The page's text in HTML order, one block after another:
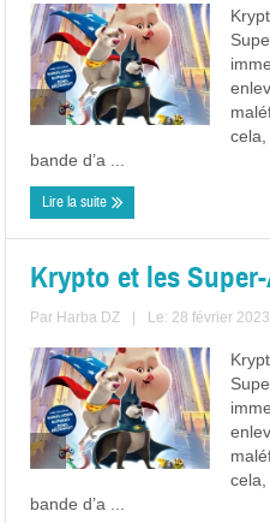
bande d’a ...
Lire la suite
Krypto et les
Par Harba DZ Le: 28 février 2023
bande d’a ...